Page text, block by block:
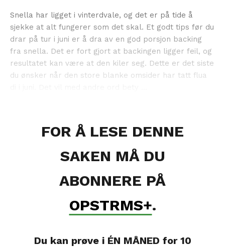
Snella har ligget i vinterdvale, og det er på tide å
sjekke at alt fungerer som det skal. Et godt tips før du
drar på tur i juni er å dra av en god porsjon backing
fra snella. Det er fort gjort at backingen ligger feil, og
resultatet kan være at den kiler seg. Dette er det siste
du ønsker når den store blanke omsider har tatt flua
FOR Å LESE DENNE
SAKEN MÅ DU
ABONNERE PÅ
OPSTRMS+.
Du kan prøve i ÉN MÅNED for 10